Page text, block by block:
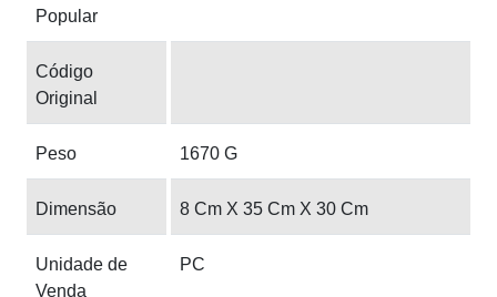
Popular
Código
Original
Peso 1670 G
Dimensão 8 Cm X 35 Cm X 30 Cm
Unidade de
Venda
PC